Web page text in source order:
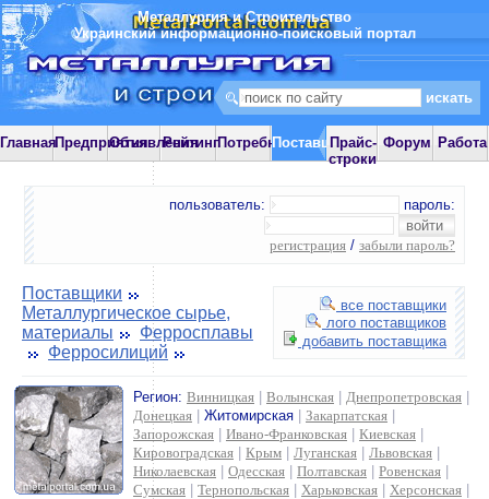
Металлургия и Строительство
Украинский информационно-поисковый портал
ГлавнаяПредприятияОбъявления
РейтингПотребностиПоставщики
Прайс-
строки
Форум Работа
пользователь: пароль:
регистрация / забыли пароль?
все поставщики
лого поставщиков
добавить поставщика
Поставщики
Металлургическое сырье,
материалы
Ферросплавы
Ферросилиций
Регион: Винницкая Волынская Днепропетровская
Донецкая
Житомирская Закарпатская
Запорожская
Ивано-Франковская Киевская
Кировоградская
Крым Луганская Львовская
Николаевская
Одесская Полтавская Ровенская
Сумская
Тернопольская Харьковская Херсонская